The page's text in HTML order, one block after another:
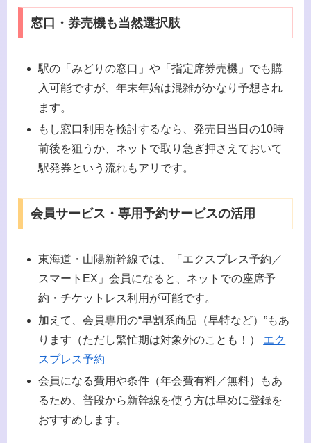
窓口・券売機も当然選択肢
駅の「みどりの窓口」や「指定席券売機」でも購
入可能ですが、年末年始は混雑がかなり予想され
ます。
もし窓口利用を検討するなら、発売日当日の10時
前後を狙うか、ネットで取り急ぎ押さえておいて
駅発券という流れもアリです。
会員サービス・専用予約サービスの活用
東海道・山陽新幹線では、「エクスプレス予約／
スマートEX」会員になると、ネットでの座席予
約・チケットレス利用が可能です。
加えて、会員専用の“早割系商品（早特など）”もあ
ります（ただし繁忙期は対象外のことも！） エク
スプレス予約
会員になる費用や条件（年会費有料／無料）もあ
るため、普段から新幹線を使う方は早めに登録を
おすすめします。